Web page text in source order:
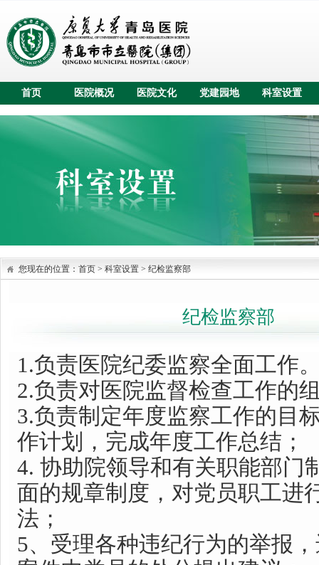
首页 医院概况 医院文化 党建园地 科室设置
您现在的位置： 首页 > 科室设置 > 纪检监察部
纪检监察部
1.负责医院纪委监察全面工作
2.负责对医院监督检查工作的
3.负责制定年度监察工作的目
作计划，完成年度工作总结；
4. 协助院领导和有关职能部门
面的规章制度，对党员职工进
法；
5、受理各种违纪行为的举报